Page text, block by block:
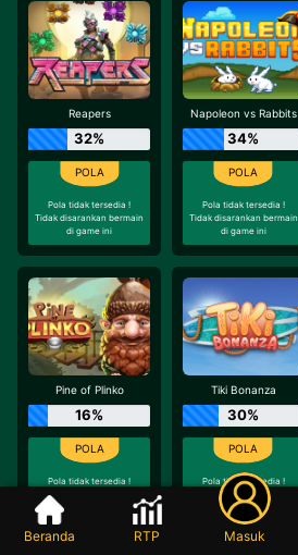
Reapers
32%
Pola tidak tersedia !
Tidak disarankan bermain
di game ini
Napoleon vs Rabbits
34%
Pola tidak tersedia !
Tidak disarankan bermain
di game ini
Pine of Plinko
16%
Pola tidak tersedia !
Tidak disarankan bermain
Tiki Bonanza
30%
Pola tidak tersedia !
Tidak disarankan bermain
di game ini
Beranda RTP Masuk